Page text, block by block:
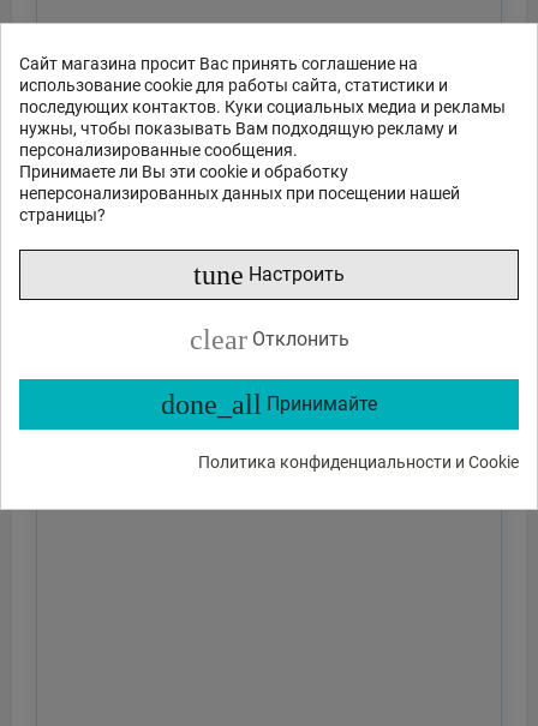
Сайт магазина просит Вас принять соглашение на
использование cookie для работы сайта, статистики и
последующих контактов. Куки социальных медиа и рекламы
нужны, чтобы показывать Вам подходящую рекламу и
персонализированные сообщения.
Принимаете ли Вы эти cookie и обработку
неперсонализированных данных при посещении нашей
страницы?
tune Настроить
clear Отклонить
done_all Принимайте
Политика конфиденциальности и Cookie